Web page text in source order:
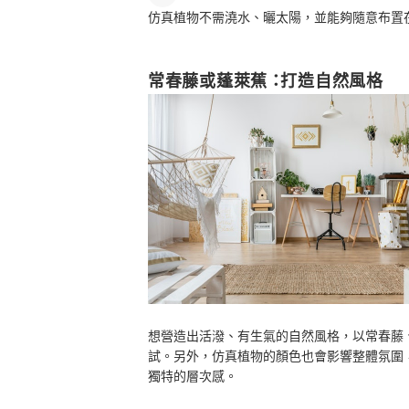
仿真植物不需澆水、曬太陽，並能夠隨意布
常春藤或蓬萊蕉 ：打造自然風格
想營造出活潑、有生氣的自然風格，以常春
試。另外，仿真植物的顏色也會影響整體氛
獨特的層次感。